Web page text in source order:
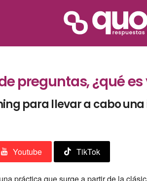
preguntas, ¿qué es
para llevar a cabo una
Youtube TikTok